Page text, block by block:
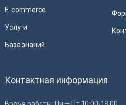
E-commerce
Услуги
База знаний
Контактная информация